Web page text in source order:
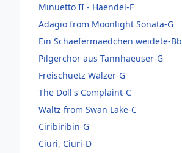
Minuetto II - Haendel-F
Adagio from Moonlight Sonata-G
Ein Schaefermaedchen weidete-Bb
Pilgerchor aus Tannhaeuser-G
Freischuetz Walzer-G
The Doll's Complaint-C
Waltz from Swan Lake-C
Ciribiribin-G
Ciuri, Ciuri-D